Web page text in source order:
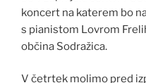
koncert na katerem bo
s pianistom Lovrom
občina Sodražica.
V četrtek molimo pred